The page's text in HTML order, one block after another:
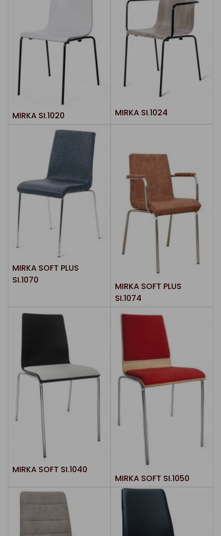
MIRKA SI.1020 MIRKA SI.1024
MIRKA SOFT PLUS
SI.1070
MIRKA SOFT PLUS
SI.1074
MIRKA SOFT SI.1040
MIRKA SOFT SI.1050